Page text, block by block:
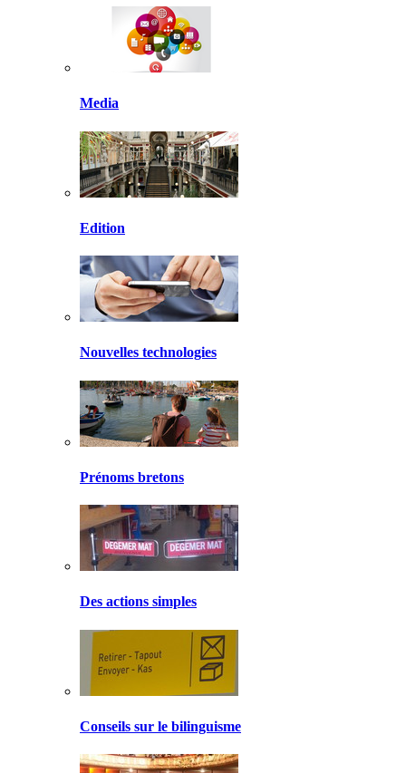
Media
Edition
Nouvelles technologies
Prénoms bretons
Des actions simples
Conseils sur le bilinguisme